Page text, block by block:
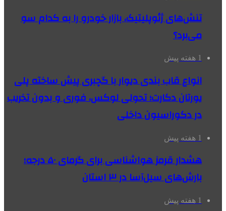
تنش‌های ژئوپلیتیک، بازار خودرو را به کدام سو
می‌برد؟
1 هفته پیش
انواع قاب بندی دیوار با گچبری پیش ساخته پلی
یورتان دکارت؛ تحولی لوکس، فوری و بدون تخریب
در دکوراسیون داخلی
1 هفته پیش
هشدار قرمز هواشناسی برای گرمای ۵۰ درجه؛
بارش‌های سیل‌آسا در ۳ استان
1 هفته پیش